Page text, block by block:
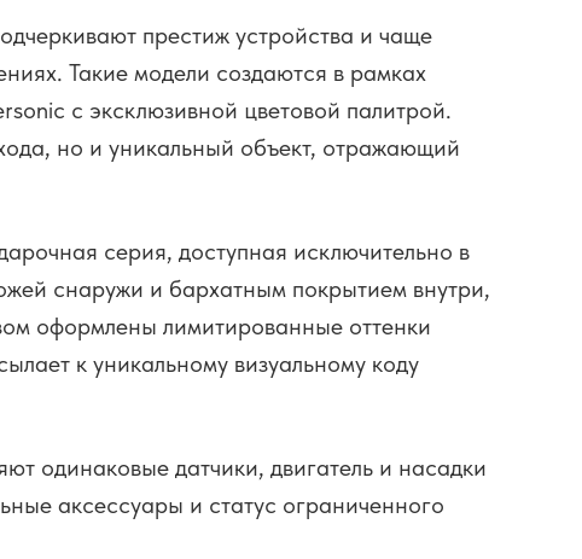
престиж устройства и чаще
Такие модели создаются в рамках
с эксклюзивной цветовой палитрой.
но и уникальный объект, отражающий
серия, доступная исключительно в
снаружи и бархатным покрытием внутри,
оформлены лимитированные оттенки
к уникальному визуальному коду
одинаковые датчики, двигатель и насадки
аксессуары и статус ограниченного